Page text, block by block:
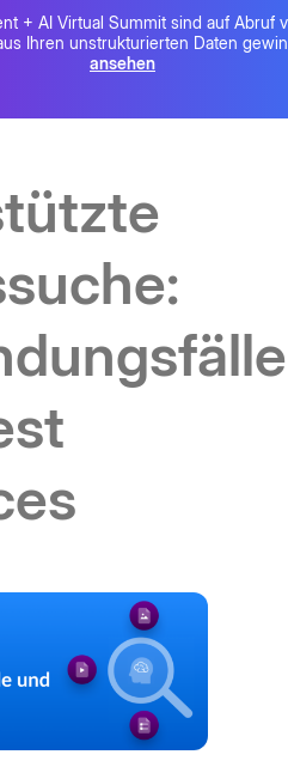
+ AI Virtual Summit sind auf Abruf
Ihren unstrukturierten Daten
ansehen